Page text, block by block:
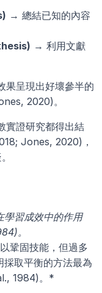
→ 總結已知的內容
→ 利用文獻
果呈現出好壞參半的
2020)。
實證研究都得出結
Jones, 2020)，
學習成效中的作用
。
鞏固技能，但過多
採取平衡的方法最為
1984)。*